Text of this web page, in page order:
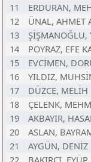
11
ERDURAN,
12
ÜNAL, AHMET
13
ŞİŞMANOĞLU,
14
POYRAZ, EFE
15
EVCİMEN,
16
YILDIZ,
17
DÜZCE, MELİH
18
ÇELENK,
19
AKBAYIR,
20
ASLAN,
21
AYGÜN, DENİZ
22
BAKIRCI, EYÜP